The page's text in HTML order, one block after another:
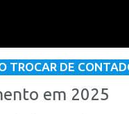
TROCAR DE
em 2025